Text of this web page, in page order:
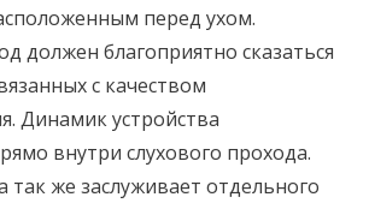
перед ухом.
должен благоприятно сказаться
с качеством
Динамик устройства
внутри слухового прохода.
так же заслуживает отдельного